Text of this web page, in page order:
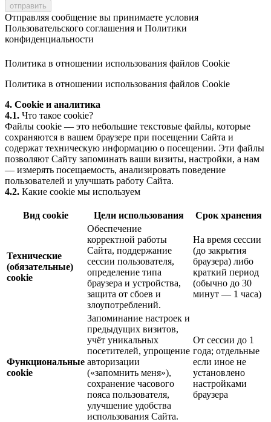
Отправляя сообщение вы принимаете условия
Пользовательского соглашения и Политики
конфиденциальности
Политика в отношении использования файлов Cookie
Политика в отношении использования файлов Cookie
4. Cookie и аналитика
4.1. Что такое cookie?
Файлы cookie — это небольшие текстовые файлы, которые
сохраняются в вашем браузере при посещении Сайта и
содержат техническую информацию о посещении. Эти файлы
позволяют Сайту запоминать ваши визиты, настройки, а нам
— измерять посещаемость, анализировать поведение
пользователей и улучшать работу Сайта.
4.2. Какие cookie мы используем
Вид cookie Цели использования Срок хранения
Технические
(обязательные)
cookie
Обеспечение
корректной работы
Сайта, поддержание
сессии пользователя,
определение типа
браузера и устройства,
защита от сбоев и
злоупотреблений.
На время сессии
(до закрытия
браузера) либо
краткий период
(обычно до 30
минут — 1 часа)
Функциональные
cookie
Запоминание настроек и
предыдущих визитов,
учёт уникальных
посетителей, упрощение
авторизации
(«запомнить меня»),
сохранение часового
пояса пользователя,
улучшение удобства
использования Сайта.
От сессии до 1
года; отдельные
если иное не
установлено
настройками
браузера